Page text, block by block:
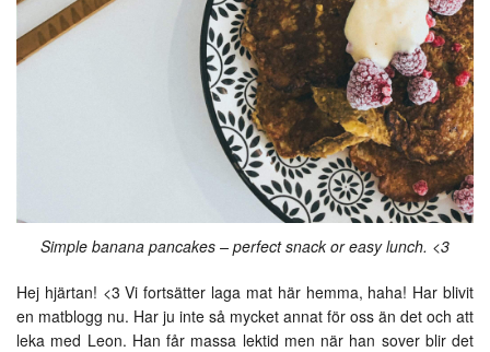
Simple banana pancakes – perfect snack or easy lunch. <3
Hej hjärtan! <3 Vi fortsätter laga mat här hemma, haha! Har blivit
en matblogg nu. Har ju inte så mycket annat för oss än det och att
leka med Leon. Han får massa lektid men när han sover blir det